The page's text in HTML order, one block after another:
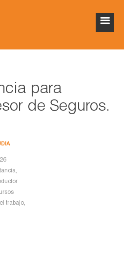
para
de Seguros.
,
trabajo,